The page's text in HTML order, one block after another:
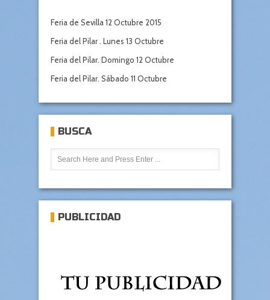
Feria de Sevilla 12 Octubre 2015
Feria del Pilar . Lunes 13 Octubre
Feria del Pilar. Domingo 12 Octubre
Feria del Pilar. Sábado 11 Octubre
BUSCA
PUBLICIDAD